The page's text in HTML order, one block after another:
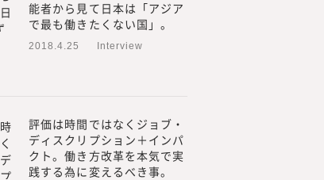
いものを創る「挑戦
ワークス総合研究所に
も「挑戦者」である必
り続け、企画する内
20年先を見据えた、読
考えています。
能者から見て日本は「アジア
で最も働きたくない国」。
2018.4.25 Interview
評価は時間ではなくジョブ・
ディスクリプション＋インパ
クト。働き方改革を本気で実
践する為に変えるべき事。